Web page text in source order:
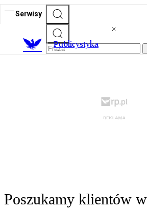
Serwisy
Publicystyka
Poszukamy klientów